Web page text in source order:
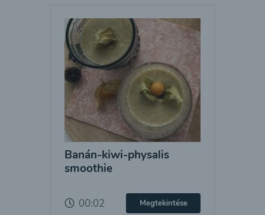
Banán-kiwi-physalis
smoothie
00:02 Megtekintése